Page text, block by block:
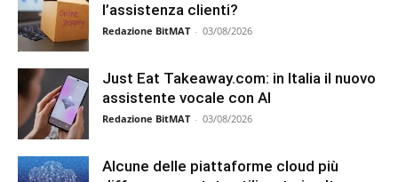
l’assistenza clienti?
Redazione BitMAT - 03/08/2026
Just Eat Takeaway.com: in Italia il nuovo
assistente vocale con AI
Redazione BitMAT - 03/08/2026
Alcune delle piattaforme cloud più